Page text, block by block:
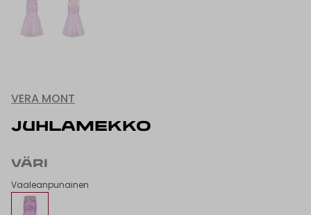
VERA MONT
JUHLAMEKKO
VÄRI
Vaaleanpunainen